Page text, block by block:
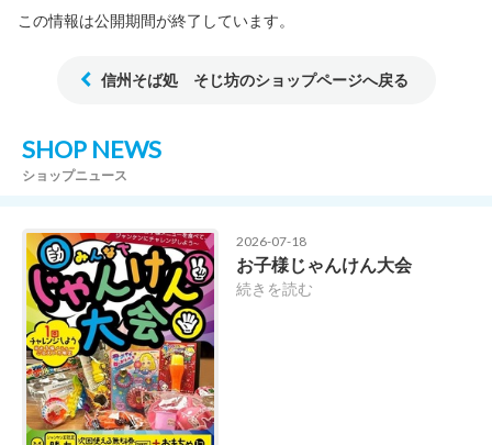
この情報は公開期間が終了しています。
信州そば処 そじ坊のショップページへ戻る
SHOP NEWS
ショップニュース
2026-07-18
お子様じゃんけん大会
続きを読む